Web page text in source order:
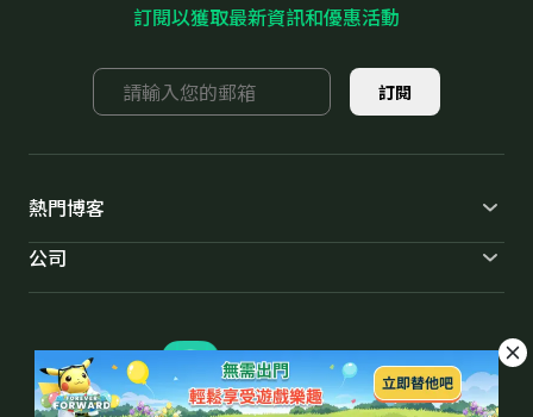
訂閱以獲取最新資訊和優惠活動
訂閱
熱門博客
iOS 27災情
Pokemon iOS
定位修改
公司
條款和協議
隱私政策